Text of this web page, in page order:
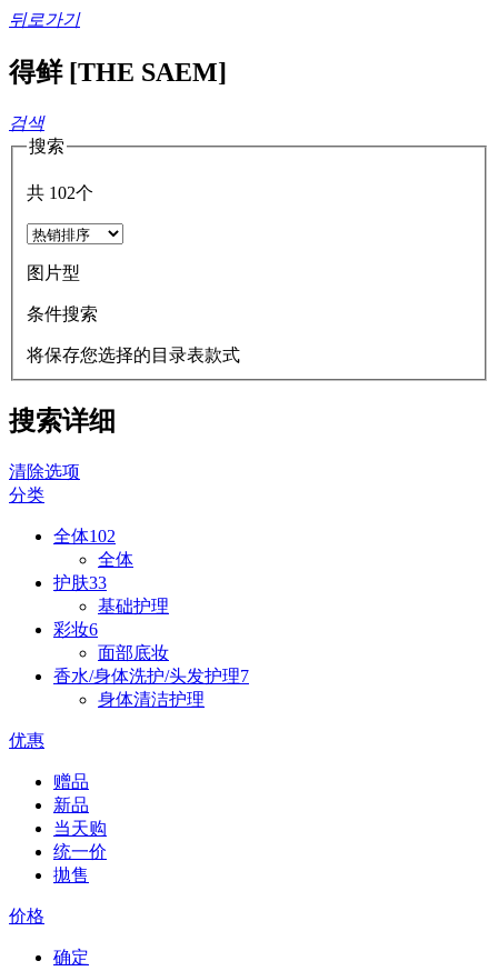
뒤로가기
得鲜 [THE SAEM]
검색
搜索
共 102个
图片型
条件搜索
将保存您选择的目录表款式
搜索详细
清除选项
分类
全体102
全体
护肤33
基础护理
彩妆6
面部底妆
香水/身体洗护/头发护理7
身体清洁护理
优惠
赠品
新品
当天购
统一价
拋售
价格
确定